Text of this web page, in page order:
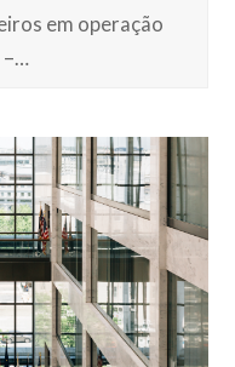
em operação
–…